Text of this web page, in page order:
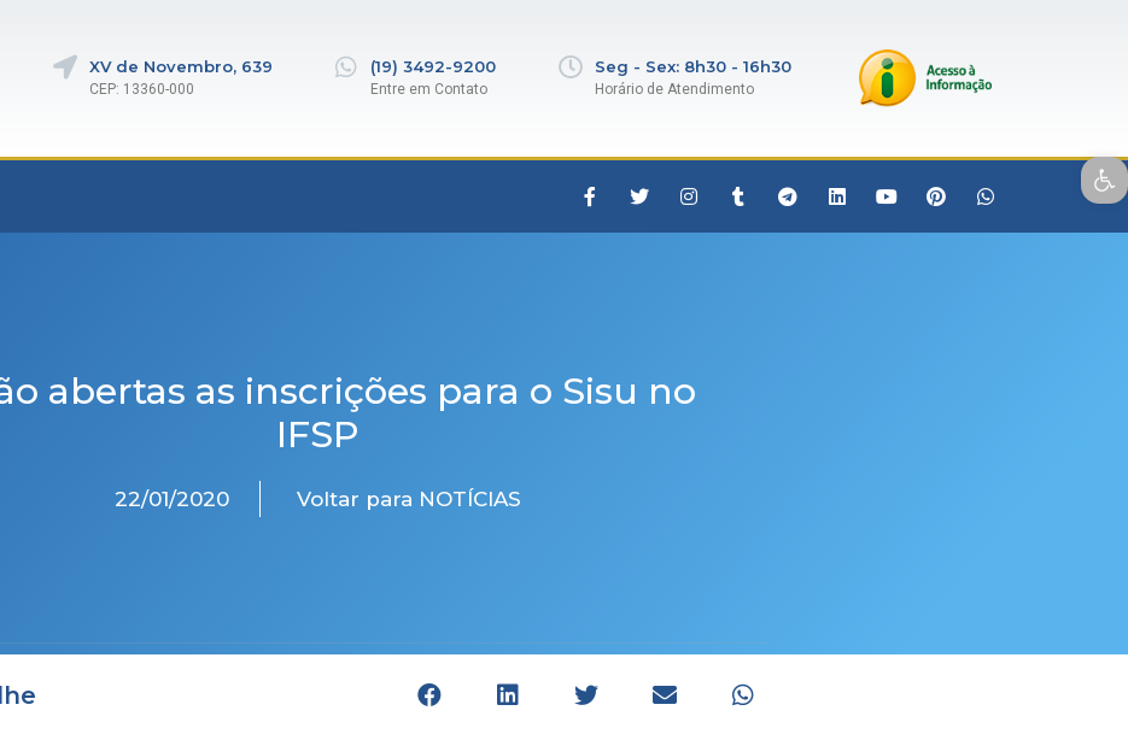
Open toolbar
XV de Novembro, 639
CEP: 13360-000
(19) 3492-9200
Entre em Contato
Seg - Sex: 8h30 - 16h30
Horário de Atendimento
abertas as inscrições para o Sisu no
IFSP
22/01/2020 Voltar para NOTÍCIAS